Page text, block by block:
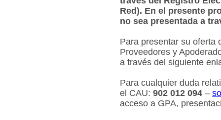
Red). En el presente
no sea presentada a
Para presentar su oferta
Proveedores y
a través del siguiente
Para cualquier duda
el CAU: 902 012 094 –
acceso a GPA,